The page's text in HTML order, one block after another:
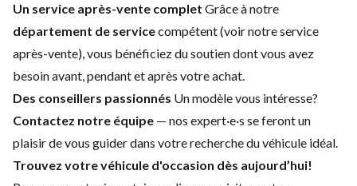
Un service après-vente complet Grâce à notre
département de servicecompétent (voir notre service
après-vente), vous bénéficiez du soutien dont vous avez
besoin avant, pendant et après votre achat.
Des conseillers passionnés Un modèle vous intéresse?
Contactez notre équipe — nos expert·e·s se feront un
plaisir de vous guider dans votre recherche du véhicule idéal.
Trouvez votre véhicule d'occasion dès aujourd’hui!